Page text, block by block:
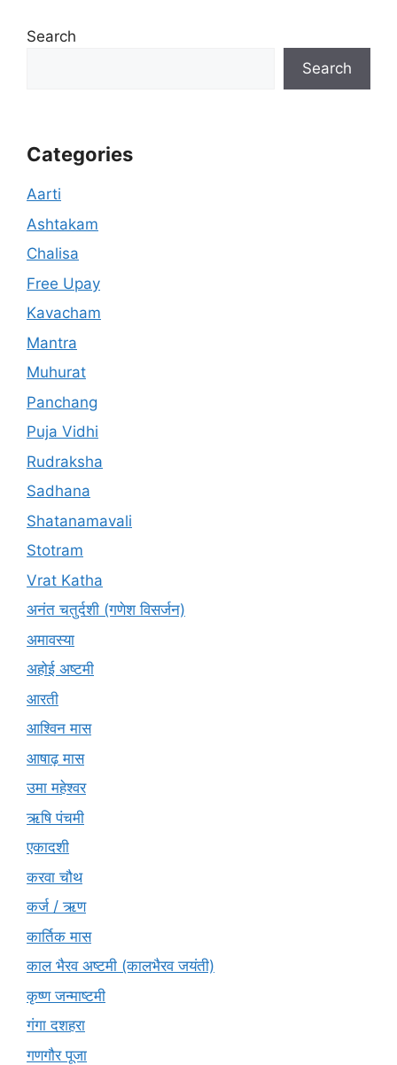
Search
Search
Categories
Aarti
Ashtakam
Chalisa
Free Upay
Kavacham
Mantra
Muhurat
Panchang
Puja Vidhi
Rudraksha
Sadhana
Shatanamavali
Stotram
Vrat Katha
अनंत चतुर्दशी (गणेश विसर्जन)
अमावस्या
अहोई अष्टमी
आरती
आश्विन मास
आषाढ़ मास
उमा महेश्वर
ऋषि पंचमी
एकादशी
करवा चौथ
कर्ज / ऋण
कार्तिक मास
काल भैरव अष्टमी (कालभैरव जयंती)
कृष्ण जन्माष्टमी
गंगा दशहरा
गणगौर पूजा